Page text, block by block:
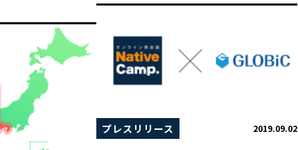
プレスリリース 2019.09.02